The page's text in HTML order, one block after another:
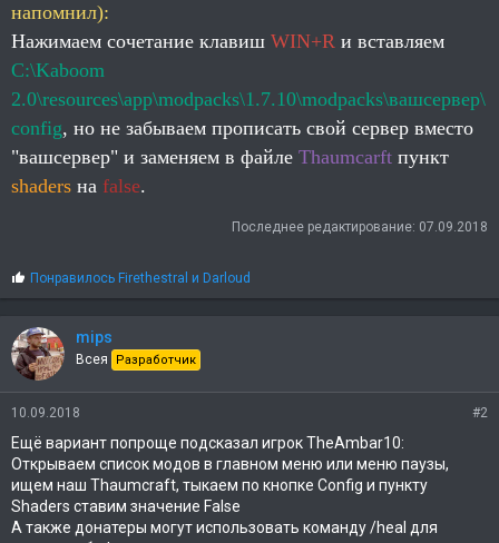
напомнил):
Нажимаем сочетание клавиш WIN+R и вставляем
C:\Kaboom
2.0\resources\app\modpacks\1.7.10\modpacks\вашсервер\
config, но не забываем прописать свой сервер вместо
"вашсервер" и заменяем в файле Thaumcarft пункт
shaders на false.
Последнее редактирование: 07.09.2018
С
и
п
а
т
и
:
Понравилось Firethestral и Darloud
mips
Всея Разработчик
10.09.2018 #2
Ещё вариант попроще подсказал игрок TheAmbar10:
Открываем список модов в главном меню или меню паузы,
ищем наш Thaumcraft, тыкаем по кнопке Config и пункту
Shaders ставим значение False
А также донатеры могут использовать команду /heal для